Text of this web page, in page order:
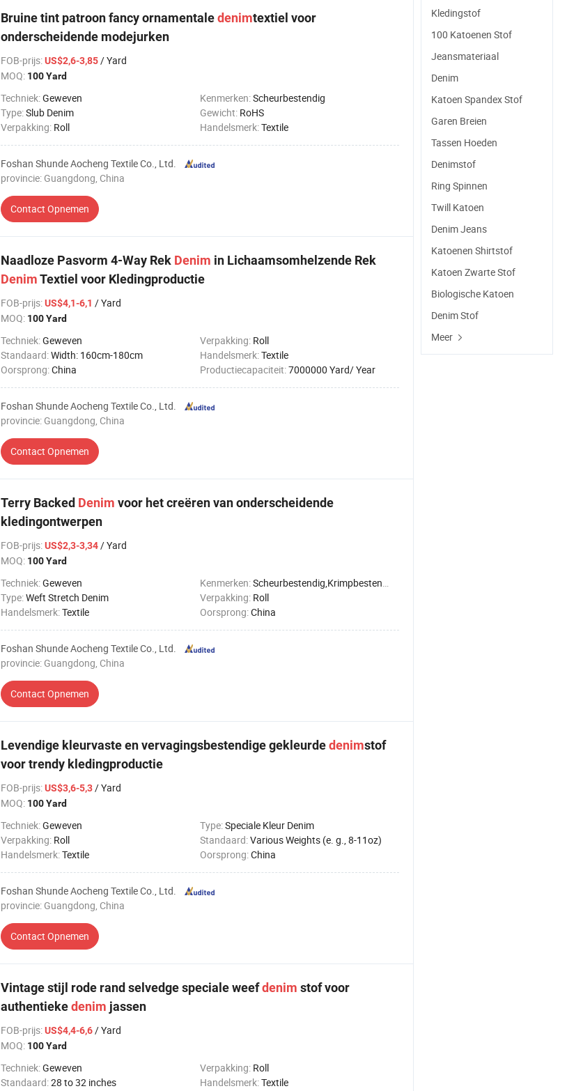
Bruine tint patroon fancy ornamentaledenimtextiel voor
onderscheidende modejurken
FOB-prijs:US$2,6-3,85/ Yard
MOQ: 100 Yard
Techniek:Geweven Kenmerken:Scheurbestendig
Type:Slub Denim Gewicht: RoHS
Verpakking: Roll Handelsmerk:Textile
Foshan Shunde Aocheng Textile Co., Ltd.
provincie: Guangdong, China
Contact Opnemen
Naadloze Pasvorm 4-Way Rek Denim in Lichaamsomhelzende Rek
DenimTextiel voor Kledingproductie
FOB-prijs:US$4,1-6,1 / Yard
MOQ: 100 Yard
Techniek:Geweven Verpakking: Roll
Standaard:Width: 160cm-180cm Handelsmerk:Textile
Oorsprong:China Productiecapaciteit:7000000 Yard/ Year
Foshan Shunde Aocheng Textile Co., Ltd.
provincie: Guangdong, China
Contact Opnemen
Terry Backed Denim voor het creëren van onderscheidende
kledingontwerpen
FOB-prijs:US$2,3-3,34/ Yard
MOQ: 100 Yard
Techniek:Geweven Kenmerken:Scheurbestendig,Krimpbestendig
Type:Weft Stretch Denim Verpakking: Roll
Handelsmerk:Textile Oorsprong:China
Foshan Shunde Aocheng Textile Co., Ltd.
provincie: Guangdong, China
Contact Opnemen
Levendige kleurvaste en vervagingsbestendige gekleurdedenimstof
voor trendy kledingproductie
FOB-prijs:US$3,6-5,3/ Yard
MOQ: 100 Yard
Techniek:Geweven Type:Speciale Kleur Denim
Verpakking: Roll Standaard:Various Weights (e. g., 8-11oz)
Handelsmerk:Textile Oorsprong:China
Foshan Shunde Aocheng Textile Co., Ltd.
provincie: Guangdong, China
Contact Opnemen
Vintage stijl rode rand selvedge speciale weefdenim stof voor
authentiekedenim jassen
FOB-prijs:US$4,4-6,6/ Yard
MOQ: 100 Yard
Techniek:Geweven Verpakking: Roll
Standaard:28 to 32 inches Handelsmerk:Textile
Gezond en
Milieuvriendelijk
Kledingstof
100 Katoenen Stof
Jeansmateriaal
Denim
Katoen Spandex Stof
Garen Breien
Tassen Hoeden
Denimstof
Ring Spinnen
Twill Katoen
Denim Jeans
Katoenen Shirtstof
Katoen Zwarte Stof
Biologische Katoen
Denim Stof
Meer